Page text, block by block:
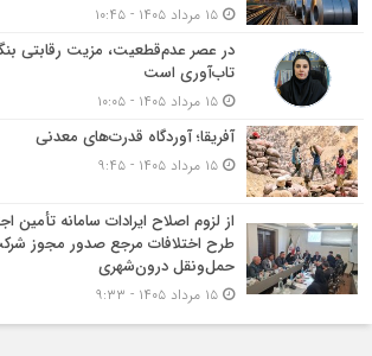
۱۵ مرداد ۱۴۰۵ - ۱۰:۴۵
در عصر عدم‌قطعیت، مزیت رقابتی
تاب‌آوری است
۱۵ مرداد ۱۴۰۵ - ۱۰:۰۵
آفریقا؛ آوردگاه قدرت‌های معدنی
۱۵ مرداد ۱۴۰۵ - ۹:۴۵
از لزوم اصلاح ایرادات سامانه تأمین
طرح اختلافات مرجع صدور مجوز
حمل‌ونقل درون‌شهری
۱۵ مرداد ۱۴۰۵ - ۹:۳۳